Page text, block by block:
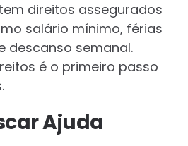
direitos assegurados
salário mínimo, férias
descanso semanal.
é o primeiro passo
Ajuda